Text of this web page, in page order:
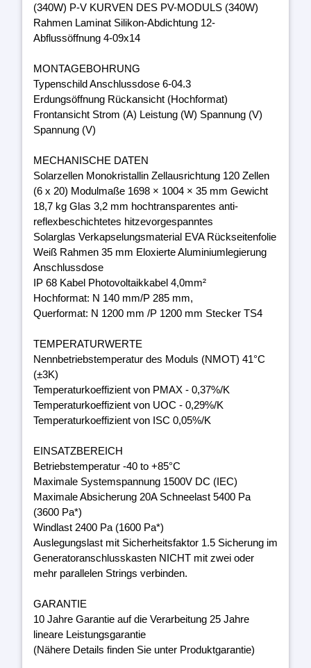
(340W) P-V KURVEN DES PV-MODULS (340W)
Rahmen Laminat Silikon-Abdichtung 12-
Abflussöffnung 4-09x14
MONTAGEBOHRUNG
Typenschild Anschlussdose 6-04.3
Erdungsöffnung Rückansicht (Hochformat)
Frontansicht Strom (A) Leistung (W) Spannung (V)
Spannung (V)
MECHANISCHE DATEN
Solarzellen Monokristallin Zellausrichtung 120 Zellen
(6 x 20) Modulmaße 1698 × 1004 × 35 mm Gewicht
18,7 kg Glas 3,2 mm hochtransparentes anti-
reflexbeschichtetes hitzevorgespanntes
Solarglas Verkapselungsmaterial EVA Rückseitenfolie
Weiß Rahmen 35 mm Eloxierte Aluminiumlegierung
Anschlussdose
IP 68 Kabel Photovoltaikkabel 4,0mm²
Hochformat: N 140 mm/P 285 mm,
Querformat: N 1200 mm /P 1200 mm Stecker TS4
TEMPERATURWERTE
Nennbetriebstemperatur des Moduls (NMOT) 41°C
(±3K)
Temperaturkoeffizient von PMAX - 0,37%/K
Temperaturkoeffizient von UOC - 0,29%/K
Temperaturkoeffizient von ISC 0,05%/K
EINSATZBEREICH
Betriebstemperatur -40 to +85°C
Maximale Systemspannung 1500V DC (IEC)
Maximale Absicherung 20A Schneelast 5400 Pa
(3600 Pa*)
Windlast 2400 Pa (1600 Pa*)
Auslegungslast mit Sicherheitsfaktor 1.5 Sicherung im
Generatoranschlusskasten NICHT mit zwei oder
mehr parallelen Strings verbinden.
GARANTIE
10 Jahre Garantie auf die Verarbeitung 25 Jahre
lineare Leistungsgarantie
(Nähere Details finden Sie unter Produktgarantie)